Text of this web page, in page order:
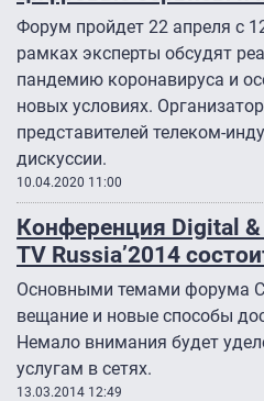
Форум пройдет 22 апреля с
рамках эксперты обсудят
пандемию коронавируса и
новых условиях.
представителей телеком-
дискуссии.
10.04.2020 11:00
Конференция Digital &
TV Russia’2014
Основными темами форума
вещание и новые способы
Немало внимания будет
услугам в сетях.
13.03.2014 12:49